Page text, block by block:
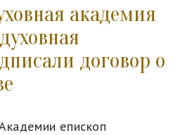
академия
договор о
епископ